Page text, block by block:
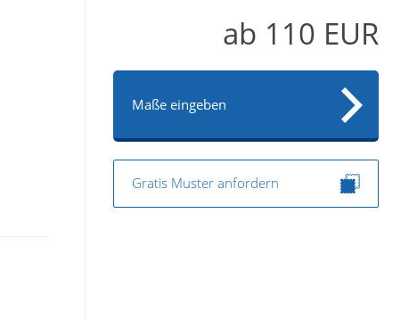
ab 110 EUR
Maße eingeben
Gratis Muster anfordern